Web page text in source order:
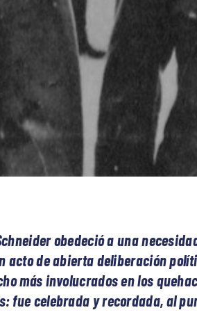
obedeció a una
de abierta deliberación
más involucrados en los
fue celebrada y recordada, al